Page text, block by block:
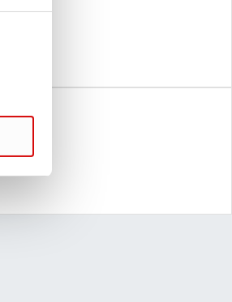
BLUTENTNAHME BEI
WORKFLOW